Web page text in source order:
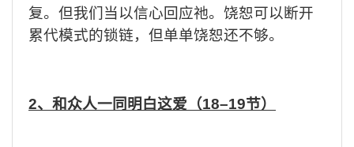
复。但我们当以信心回应祂。饶恕可以断开
累代模式的锁链，但单单饶恕还不够。
2、和众人一同明白这爱（18–19节）